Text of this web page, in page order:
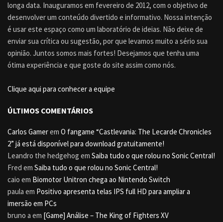
longa data. Inauguramos em fevereiro de 2012, com o objetivo de
desenvolver um conteúdo divertido e informativo. Nossa intenção
é usar este espaço como um laboratório de ideias. Não deixe de
enviar sua crítica ou sugestão, por que levamos muito a sério sua
opinião. Juntos somos mais fortes! Desejamos que tenha uma
ótima experiência e que goste do site assim como nós.
Clique aqui para conhecer a equipe
ÚLTIMOS COMENTÁRIOS
Carlos Gamerem O fangame “Castlevania: The Lecarde Chronicles
2” já está disponível para download gratuitamente!
Leandro the hedgehog em Saiba tudo o que rolou no Sonic Central!
Fred em Saiba tudo o que rolou no Sonic Central!
caio em Biomotor Unitron chega ao Nintendo Switch
paula em Positivo apresenta telas IPS full HD para ampliar a
imersão em PCs
bruno a em [Game] Análise – The King of Fighters XV